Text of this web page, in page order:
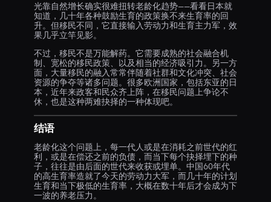
光靠自然增长确实很难扭转老龄化趋势——看看日本就
知道，几十年各种鼓励生育的政策换不来生育率的回
升。但移民不同，它直接输入劳动力和生育主力军，效
果几乎立竿见影。
不过，移民不是万能解药。它需要成熟的社会融合机
制、宽松的移民政策、以及相当的经济吸引力。另一方
面，大量移民的融入常常伴随着社群和文化冲突、社会
资源的争夺等诸多问题。很多欧洲国家，包括东亚的日
本，近年来政客和民众齐上阵，在移民问题上争论不
休，也是这种两难抉择的一种体现吧。
结语
老龄化这个问题上，每一代人或是在消耗之前世代的红
利，或是在偿还之前的负债，而当下每个抉择埋下的种
子，往往是由后面的世代来收获或埋单。中国60年代
的高生育率造就了今天的劳动力大军，而几十年的计划
生育和当下极低的生育率，大概在数十年后才会成为下
一波的养老压力。